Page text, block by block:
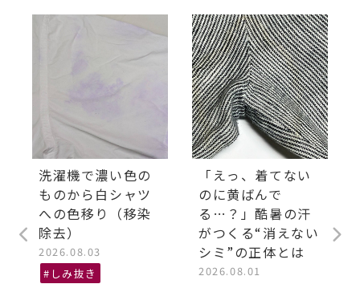
洗濯機で濃い色の
ものから白シャツ
への色移り（移染
除去）
2026.08.03
#しみ抜き
「えっ、着てない
のに黄ばんで
る…？」酷暑の汗
がつくる“消えない
シミ”の正体とは
2026.08.01